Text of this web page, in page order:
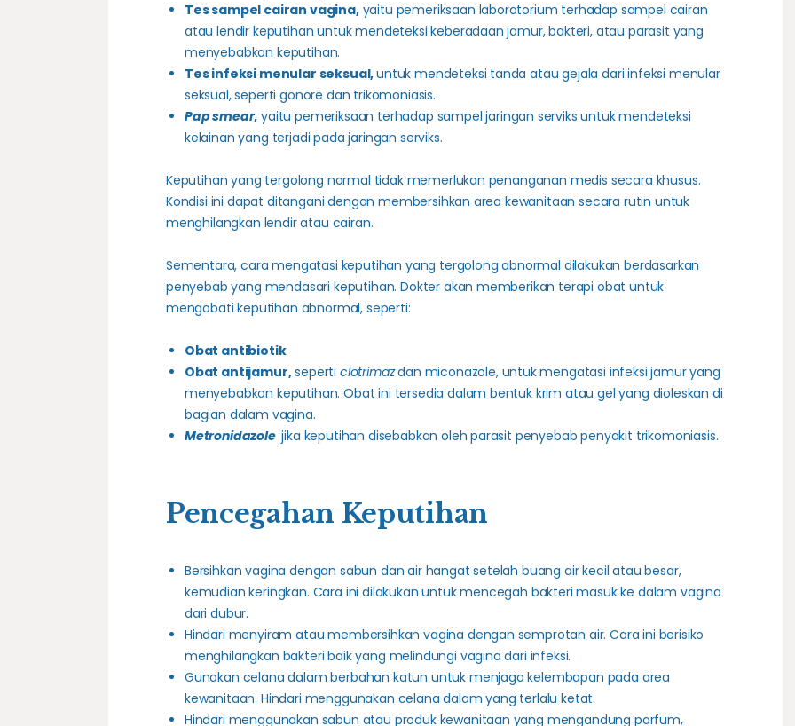
Tes sampel cairan vagina,yaitu pemeriksaan laboratorium terhadap sampel cairan
atau lendir keputihan untuk mendeteksi keberadaan jamur, bakteri, atau parasit yang
menyebabkan keputihan.
Tes infeksi menular seksual,untuk mendeteksi tanda atau gejala dari infeksi menular
seksual, seperti gonore dan trikomoniasis.
Pap smear, yaitu pemeriksaan terhadap sampel jaringan serviks untuk mendeteksi
kelainan yang terjadi pada jaringan serviks.
Keputihan yang tergolong normal tidak memerlukan penanganan medis secara khusus.
Kondisi ini dapat ditangani dengan membersihkan area kewanitaan secara rutin untuk
menghilangkan lendir atau cairan.
Sementara, cara mengatasi keputihan yang tergolong abnormal dilakukan berdasarkan
penyebab yang mendasari keputihan. Dokter akan memberikan terapi obat untuk
mengobati keputihan abnormal, seperti:
Obat antibiotik
Obat antijamur,seperti clotrimazdan miconazole, untuk mengatasi infeksi jamur yang
menyebabkan keputihan. Obat ini tersedia dalam bentuk krim atau gel yang dioleskan di
bagian dalam vagina.
Metronidazole jika keputihan disebabkan oleh parasit penyebab penyakit trikomoniasis.
Pencegahan Keputihan
Bersihkan vagina dengan sabun dan air hangat setelah buang air kecil atau besar,
kemudian keringkan. Cara ini dilakukan untuk mencegah bakteri masuk ke dalam vagina
dari dubur.
Hindari menyiram atau membersihkan vagina dengan semprotan air. Cara ini berisiko
menghilangkan bakteri baik yang melindungi vagina dari infeksi.
Gunakan celana dalam berbahan katun untuk menjaga kelembapan pada area
kewanitaan. Hindari menggunakan celana dalam yang terlalu ketat.
Hindari menggunakan sabun atau produk kewanitaan yang mengandung parfum,